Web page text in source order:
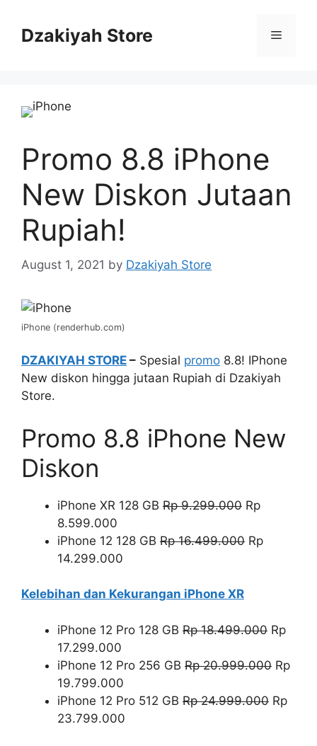
contentDzakiyah Store Menu
Promo 8.8 iPhone
New Diskon Jutaan
Rupiah!
August 1, 2021 by Dzakiyah Store
iPhone (renderhub.com)
DZAKIYAH STORE – Spesial promo 8.8! IPhone
New diskon hingga jutaan Rupiah di Dzakiyah
Store.
Promo 8.8 iPhone New
Diskon
iPhone XR 128 GB Rp 9.299.000 Rp
8.599.000
iPhone 12 128 GB Rp 16.499.000 Rp
14.299.000
Kelebihan dan Kekurangan iPhone XR
iPhone 12 Pro 128 GB Rp 18.499.000 Rp
17.299.000
iPhone 12 Pro 256 GB Rp 20.999.000 Rp
19.799.000
iPhone 12 Pro 512 GB Rp 24.999.000 Rp
23.799.000